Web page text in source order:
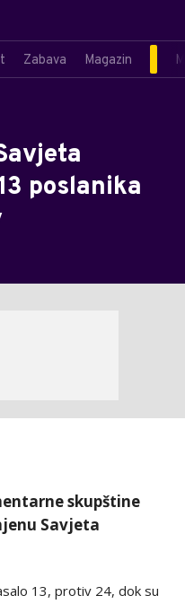
Zabava Magazin
poslanika
skupštine
Savjeta
13, protiv 24, dok su